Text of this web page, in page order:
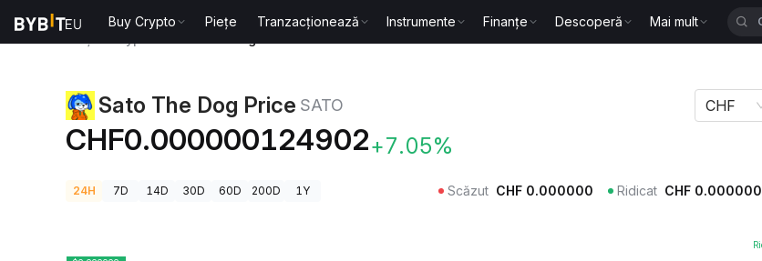
Buy Crypto Piețe Tranzacționează Instrumente Finanțe Descoperă Mai mult
Sato The Dog Price SATO
CHF0.000000124902+7.05%
CHF
24H 7D 14D 30D 60D 200D 1Y Scăzut CHF 0.000000 Ridicat CHF 0.000000